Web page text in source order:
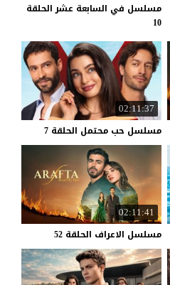
مسلسل في السابعة عشر الحلقة
10
02:11:37
مسلسل حب محتمل الحلقة 7
02:11:41
مسلسل الاعراف الحلقة 52